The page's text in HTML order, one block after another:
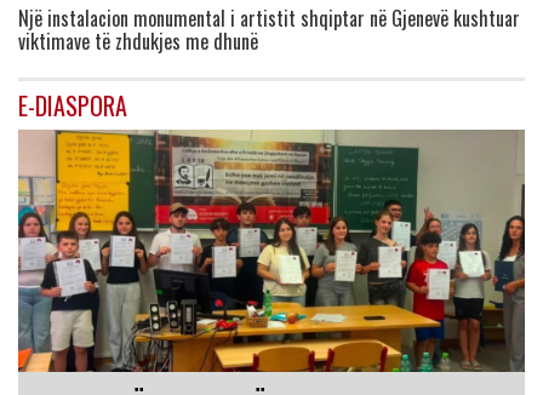
Një instalacion monumental i artistit shqiptar në Gjenevë kushtuar
viktimave të zhdukjes me dhunë
E-DIASPORA